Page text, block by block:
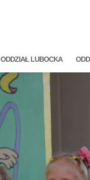
ODDZIAŁ LUBOCKA